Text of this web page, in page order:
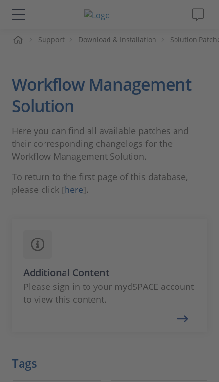
Solutions & Produits
Magazine
Société
Carrières
Support Download & Installation Solution
Workflow Management
Solution
Here you can find all available patches and
their corresponding changelogs for the
Workflow Management Solution.
To return to the first page of this database,
please click [here].
Additional Content
Please sign in to your mydSPACE account
to view this content.
Tags